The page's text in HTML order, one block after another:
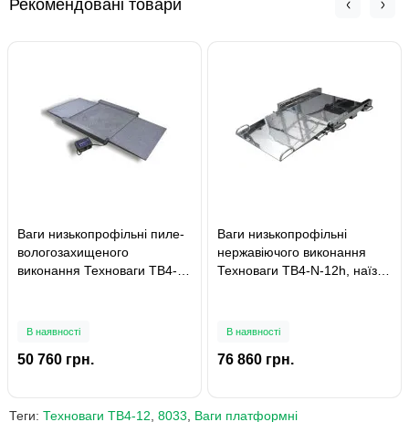
Рекомендовані товари
Ваги низькопрофільні пиле-
вологозахищеного
виконання Техноваги ТВ4-
В наявності
50 760 грн.
Ваги низькопрофільні
нержавіючого виконання
Техноваги ТВ4-N-12h, наїзні
В наявності
76 860 грн.
Теги: Техноваги ТВ4-12, 8033, Ваги платформні